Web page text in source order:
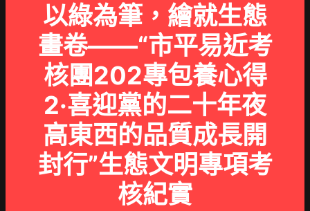
以綠為筆，繪就生態
畫卷——“市平易近考
核團202專包養心得
2·喜迎黨的二十年夜
高東西的品質成長開
封行”生態文明專項考
核紀實